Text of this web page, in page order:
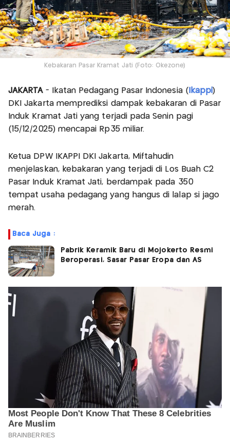
Kebakaran Pasar Kramat Jati (Foto: Okezone)
JAKARTA- Ikatan Pedagang Pasar Indonesia ( Ikappi)
DKI Jakarta memprediksi dampak kebakaran di Pasar
Induk Kramat Jati yang terjadi pada Senin pagi
(15/12/2025) mencapai Rp35 miliar.
Ketua DPW IKAPPI DKI Jakarta, Miftahudin
menjelaskan, kebakaran yang terjadi di Los Buah C2
Pasar Induk Kramat Jati, berdampak pada 350
tempat usaha pedagang yang hangus di lalap si jago
merah.
Baca Juga :
Pabrik Keramik Baru di Mojokerto Resmi
Beroperasi, Sasar Pasar Eropa dan AS